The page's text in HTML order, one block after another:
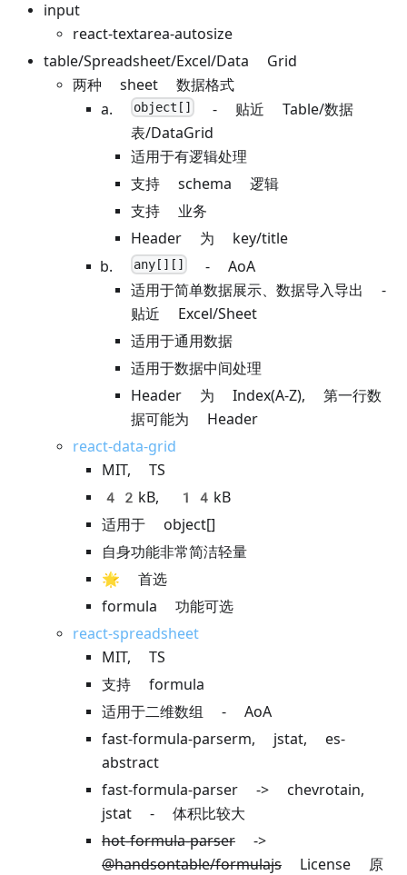
input
react-textarea-autosize
table/Spreadsheet/Excel/Data Grid
两种 sheet 数据格式
object[]
- 贴近 Table/数据
表/DataGrid
适用于有逻辑处理
支持 schema 逻辑
支持 业务
Header 为 key/title
any[][]
- AoA
适用于简单数据展示、数据导入导出 -
贴近 Excel/Sheet
适用于通用数据
适用于数据中间处理
Header 为 Index(A-Z), 第一行数
据可能为 Header
react-data-grid
MIT, TS
42kB, 14kB
适用于 object[]
自身功能非常简洁轻量
🌟 首选
formula 功能可选
react-spreadsheet
MIT, TS
支持 formula
适用于二维数组 - AoA
fast-formula-parserm, jstat, es-
abstract
fast-formula-parser -> chevrotain,
jstat - 体积比较大
hot-formula-parser ->
@handsontable/formulajs License 原